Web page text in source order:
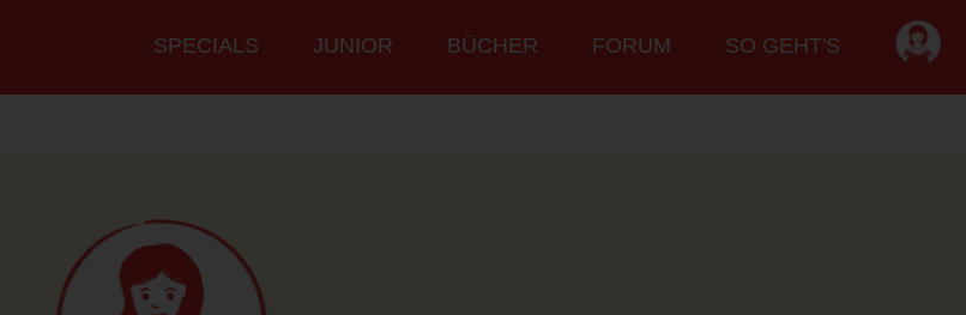
Hauptmenü
SPECIALS JUNIOR BÜCHER FORUM SO GEHT'S